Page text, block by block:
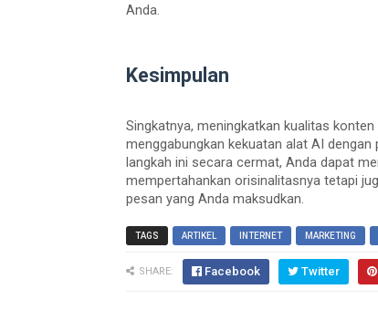
Anda.
Kesimpulan
Singkatnya, meningkatkan kualitas
menggabungkan kekuatan alat AI
langkah ini secara cermat, Anda dapat
mempertahankan orisinalitasnya tetapi
pesan yang Anda maksudkan.
TAGS ARTIKEL INTERNET MARKETING
SHARE: Facebook Twitter